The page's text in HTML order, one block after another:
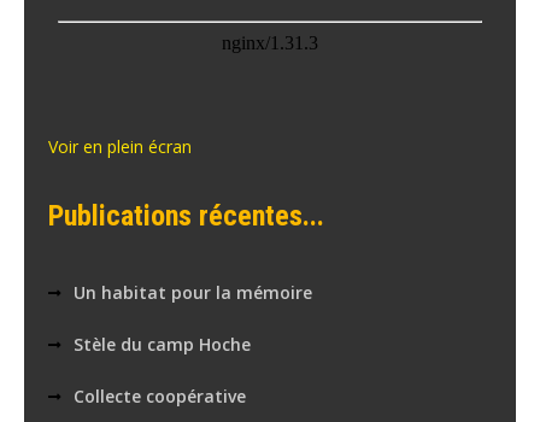
Voir en plein écran
Publications récentes...
Un habitat pour la mémoire
Stèle du camp Hoche
Collecte coopérative